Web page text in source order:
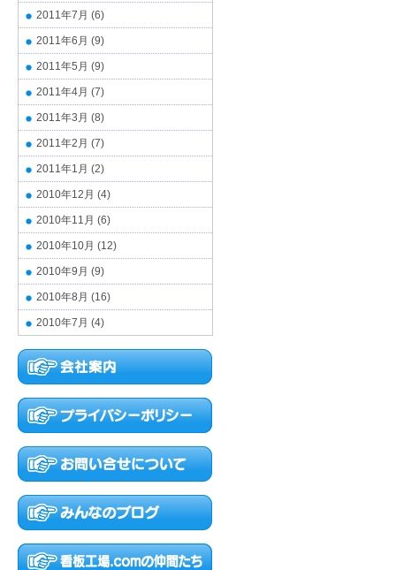
2011年7月 (6)
2011年6月 (9)
2011年5月 (9)
2011年4月 (7)
2011年3月 (8)
2011年2月 (7)
2011年1月 (2)
2010年12月 (4)
2010年11月 (6)
2010年10月 (12)
2010年9月 (9)
2010年8月 (16)
2010年7月 (4)